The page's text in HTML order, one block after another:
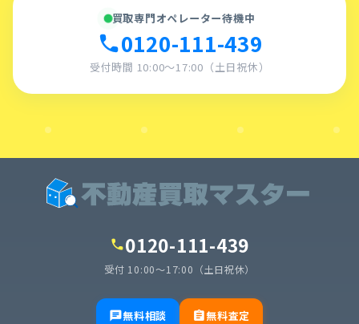
買取専門オペレーター待機中
call0120-111-439
受付時間 10:00〜17:00（土日祝休）
call0120-111-439
受付 10:00〜17:00（土日祝休）
chat無料相談 assignment無料査定